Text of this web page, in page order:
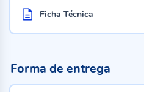
Ficha Técnica
Forma de entrega